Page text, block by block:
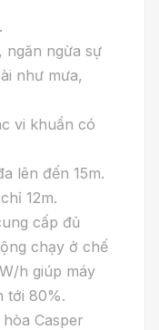
ngừa sự
như mưa,
vi khuẩn có
lên đến 15m.
12m.
cấp đủ
chạy ở chế
h giúp máy
tới 80%.
Casper